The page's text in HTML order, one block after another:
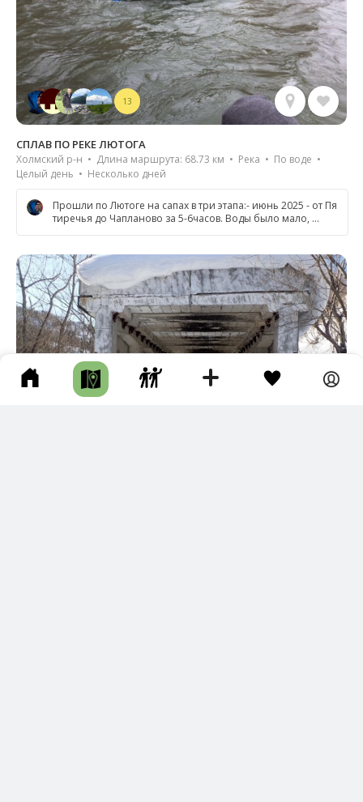
13
СПЛАВ ПО РЕКЕ ЛЮТОГА
Холмский р-н • Длина маршрута: 68.73 км • Река • По воде •
Целый день • Несколько дней
Прошли по Лютоге на сапах в три этапа:- июнь 2025 - от Пя
тиречья до Чапланово за 5-6часов. Воды было мало, …